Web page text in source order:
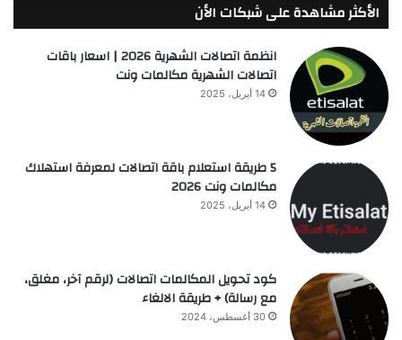
الأكثر مشاهدة على شبكات الأن
انظمة اتصالات الشهرية 2026 | اسعار باقات
اتصالات الشهرية مكالمات ونت
14 أبريل، 2025
5 طريقة استعلام باقة اتصالات لمعرفة استهلاك
مكالمات ونت 2026
14 أبريل، 2025
كود تحويل المكالمات اتصالات (لرقم آخر، مغلق،
مع رسالة) + طريقة الالغاء
30 أغسطس، 2024